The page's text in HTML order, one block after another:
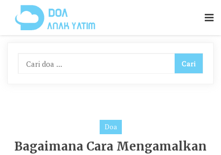
Content
Doa
Bagaimana Cara Mengamalkan